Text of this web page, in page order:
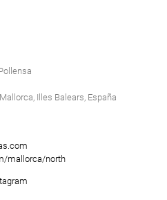
Illes Balears, España
mallorca/north